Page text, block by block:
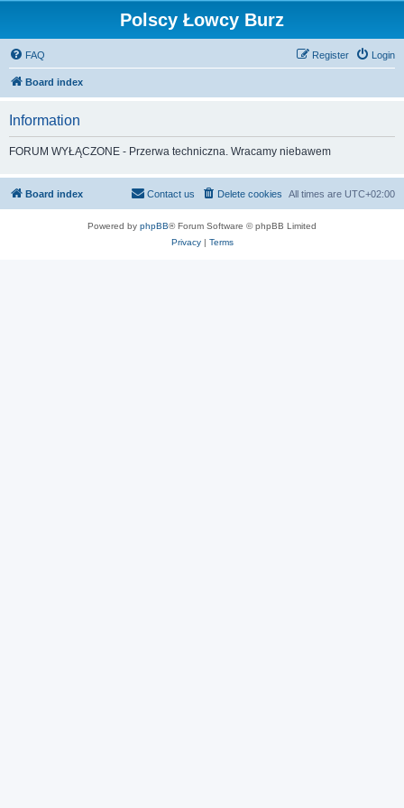
Polscy Łowcy Burz
FAQ Login
Register
Board index
Information
FORUM WYŁĄCZONE - Przerwa techniczna. Wracamy niebawem
Board index All times are UTC+02:00
Delete cookies
Contact us
Powered by phpBB® Forum Software © phpBB Limited
Privacy| Terms